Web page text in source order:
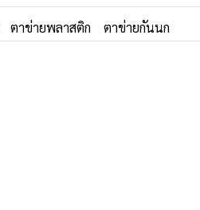
ตาข่ายพลาสติก ตาข่ายกันนก